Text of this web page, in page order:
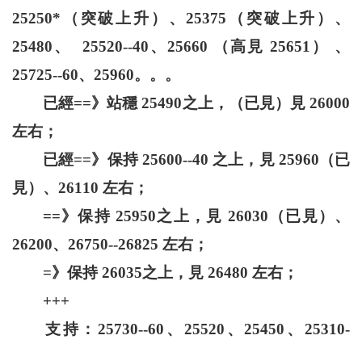
25250*（突破上升）、25375（突破上升）、
25480、 25520--40、25660 （高見 25651） 、
25725--60、25960。。。
已經==》站穩 25490之上，（已見）見 26000
左右；
已經==》保持 25600--40 之上，見 25960（已
見）、26110 左右；
==》保持 25950之上，見 26030（已見）、
26200、26750--26825 左右；
=》保持 26035之上，見 26480 左右；
+++
支持：25730--60、25520、25450、25310-